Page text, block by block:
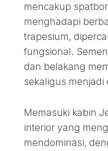
mencakup
menghadapi
trapesium,
fungsional.
dan belakang
sekaligus
Memasuki kabin
interior yang
mendominasi,